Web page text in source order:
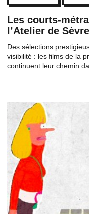
Les courts-
l’Atelier de
Des sélections
visibilité : les films de la
continuent leur chemin